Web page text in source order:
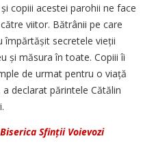
copiii acestei parohii ne face
viitor. Bătrânii pe care
împărtășit secretele vieții
și măsura în toate. Copiii îi
de urmat pentru o viață
declarat părintele Cătălin
Biserica Sfinții Voievozi